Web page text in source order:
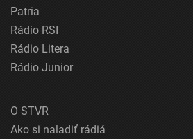
Patria
Rádio RSI
Rádio Litera
Rádio Junior
O STVR
Ako si naladiť rádiá